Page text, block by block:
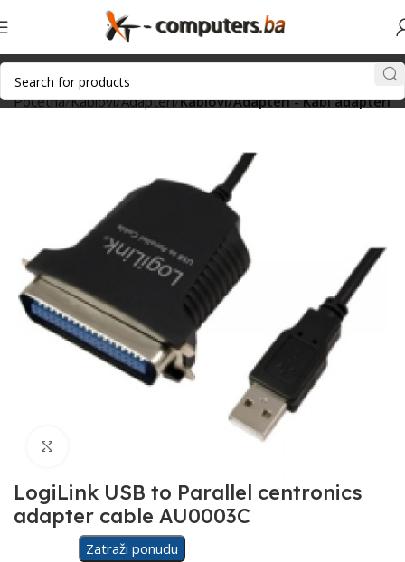
Početna Kablovi/Adapteri Kablovi/Adapteri - Kabl adapteri
LogiLink USB to Parallel centronics
adapter cable AU0003C
Zatraži ponudu